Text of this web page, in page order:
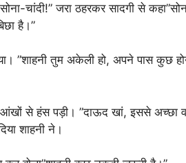
चांदी!” जरा ठहरकर सादगी से
है।”
”शाहनी तुम अकेली हो, अपने पास कुछ
आंखों से हंस पड़ी। ”दाऊद खां, इससे अच्छा
शाहनी ने।